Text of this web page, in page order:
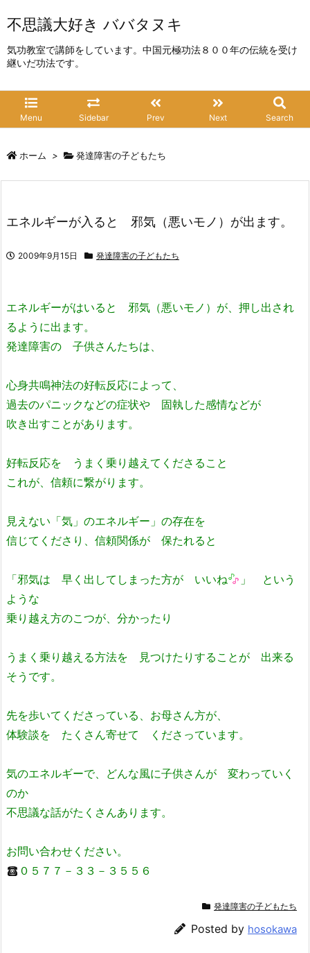
不思議大好き ババタヌキ
気功教室で講師をしています。中国元極功法８００年の伝統を受け
継いだ功法です。
Menu Sidebar Prev Next Search
ホーム > 発達障害の子どもたち
エネルギーが入ると 邪気（悪いモノ）が出ます。
2009年9月15日 発達障害の子どもたち
エネルギーがはいると 邪気（悪いモノ）が、押し出され
るように出ます。
発達障害の 子供さんたちは、
心身共鳴神法の好転反応によって、
過去のパニックなどの症状や 固執した感情などが
吹き出すことがあります。
好転反応を うまく乗り越えてくださること
これが、信頼に繋がります。
見えない「気」のエネルギー」の存在を
信じてくださり、信頼関係が 保たれると
「邪気は 早く出してしまった方が いいね
」 という
ような
乗り越え方のこつが、分かったり
うまく乗り越える方法を 見つけたりすることが 出来る
そうです。
先を歩いてくださっている、お母さん方が、
体験談を たくさん寄せて くださっています。
気のエネルギーで、どんな風に子供さんが 変わっていく
のか
不思議な話がたくさんあります。
お問い合わせください。
０５７７－３３－３５５６
発達障害の子どもたち
Posted by hosokawa